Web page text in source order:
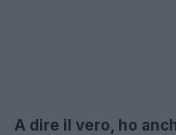
A dire il vero, ho